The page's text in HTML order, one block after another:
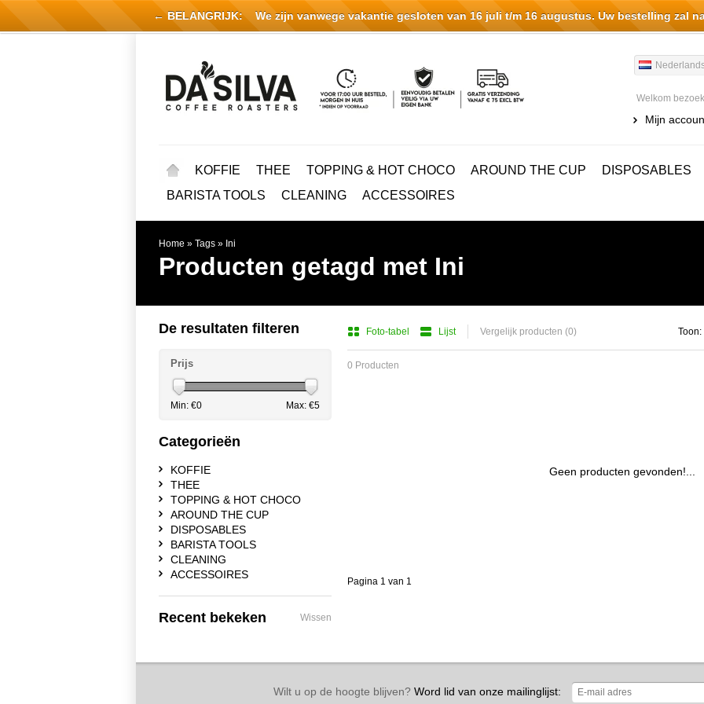
Welkom
Mijn
KOFFIE THEE TOPPING & HOT CHOCO AROUND THE CUP
DISPOSABLES
BARISTA TOOLS
CLEANING ACCESSOIRES
Home » Tags » Ini
Producten getagd met Ini
Foto-tabel Lijst Vergelijk producten (0) Toon:
0 Producten
Geen producten gevonden!...
Pagina 1 van 1
De resultaten filteren
Prijs
Min: €0 Max: €5
Categorieën
KOFFIE
THEE
TOPPING & HOT CHOCO
AROUND THE CUP
DISPOSABLES
BARISTA TOOLS
CLEANING
ACCESSOIRES
Recent bekeken Wissen
Wilt u op de hoogte blijven?Word lid van onze mailinglijst:
← BELANGRIJK:We zijn vanwege vakantie gesloten van 16 juli t/m 16 augustus. Uw bestelling zal